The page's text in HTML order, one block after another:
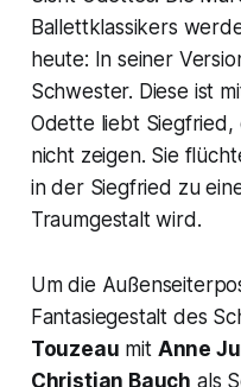
Ballettklassikers
heute: In seiner
Schwester. Diese ist
Odette liebt Siegfried,
nicht zeigen. Sie
in der Siegfried zu
Traumgestalt wird.
Um die
Fantasiegestalt des
Touzeau mit Anne
Christian Bauch als